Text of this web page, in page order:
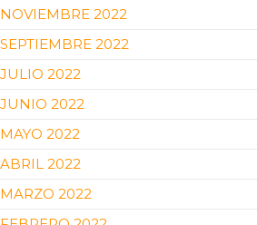
NOVIEMBRE 2022
SEPTIEMBRE 2022
JULIO 2022
JUNIO 2022
MAYO 2022
ABRIL 2022
MARZO 2022